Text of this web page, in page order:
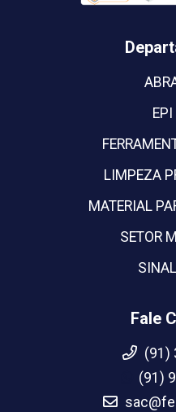
EPI
LIMPEZA
MATERIAL
SETOR
Fale
(91)
(91)